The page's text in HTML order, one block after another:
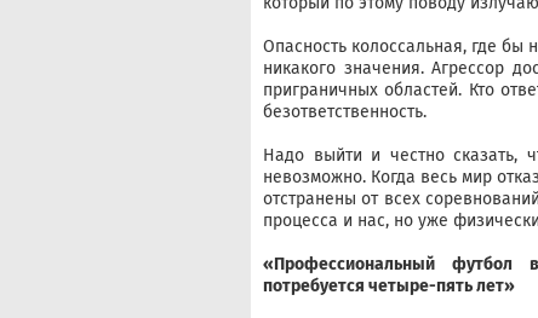
Опасность колоссальная, где
никакого значения. Агрессор
приграничных областей. Кто
безответственность.
Надо выйти и честно сказать,
невозможно. Когда весь мир
отстранены от всех
процесса и нас, но уже
«Профессиональный футбол
потребуется четыре-пять лет»